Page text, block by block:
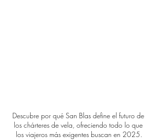
Descubre por qué San Blas define el futuro de
los chárteres de vela, ofreciendo todo lo que
los viajeros más exigentes buscan en 2025.